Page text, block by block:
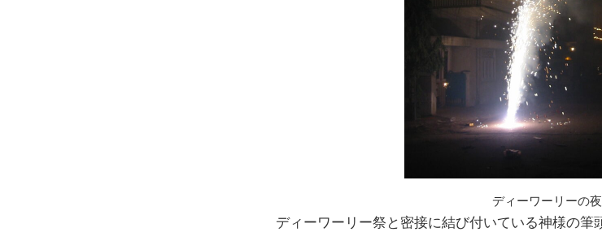
ディーワーリーの夜
ディーワーリー祭と密接に結び付いている神様の筆